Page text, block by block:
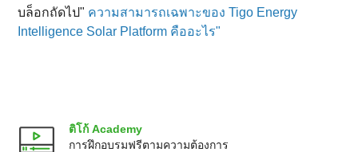
ติโก้ Academy
การฝึกอบรมฟรีตามความต้องการ
บล็อกถัดไป" ความสามารถเฉพาะของ Tigo Energy
Intelligence Solar Platform คืออะไร"